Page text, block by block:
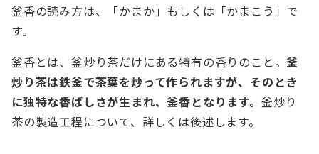
釜香の読み方は、「かまか」もしくは「かまこう」で
す。
釜香とは、釜炒り茶だけにある特有の香りのこと。釜
炒り茶は鉄釜で茶葉を炒って作られますが、そのとき
に独特な香ばしさが生まれ、釜香となります。 釜炒り
茶の製造工程について、詳しくは後述します。